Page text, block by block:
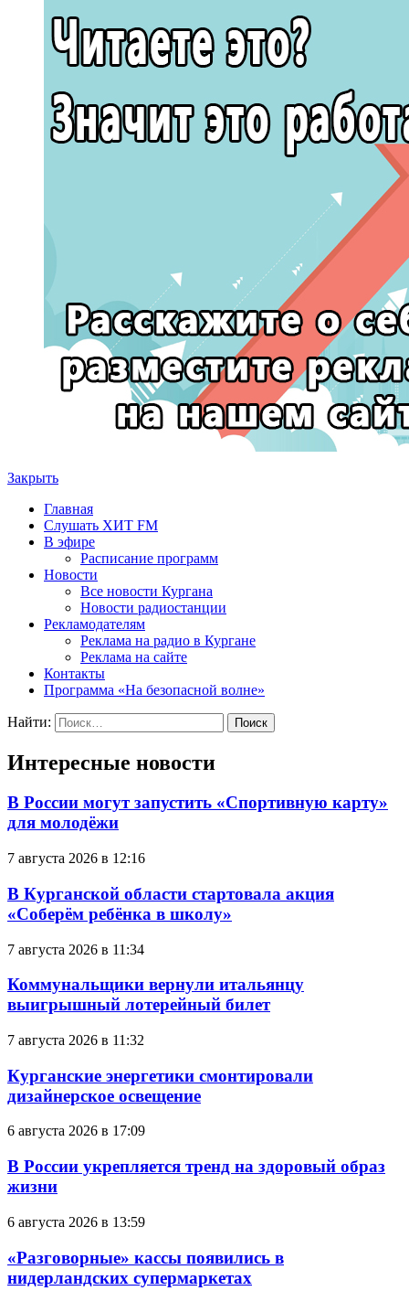
Закрыть
Главная
Слушать ХИТ FM
В эфире
Расписание программ
Новости
Все новости Кургана
Новости радиостанции
Рекламодателям
Реклама на радио в Кургане
Реклама на сайте
Контакты
Программа «На безопасной волне»
Найти:
Интересные новости
В России могут запустить «Спортивную карту»
для молодёжи
7 августа 2026 в 12:16
В Курганской области стартовала акция
«Соберём ребёнка в школу»
7 августа 2026 в 11:34
Коммунальщики вернули итальянцу
выигрышный лотерейный билет
7 августа 2026 в 11:32
Курганские энергетики смонтировали
дизайнерское освещение
6 августа 2026 в 17:09
В России укрепляется тренд на здоровый образ
жизни
6 августа 2026 в 13:59
«Разговорные» кассы появились в
нидерландских супермаркетах